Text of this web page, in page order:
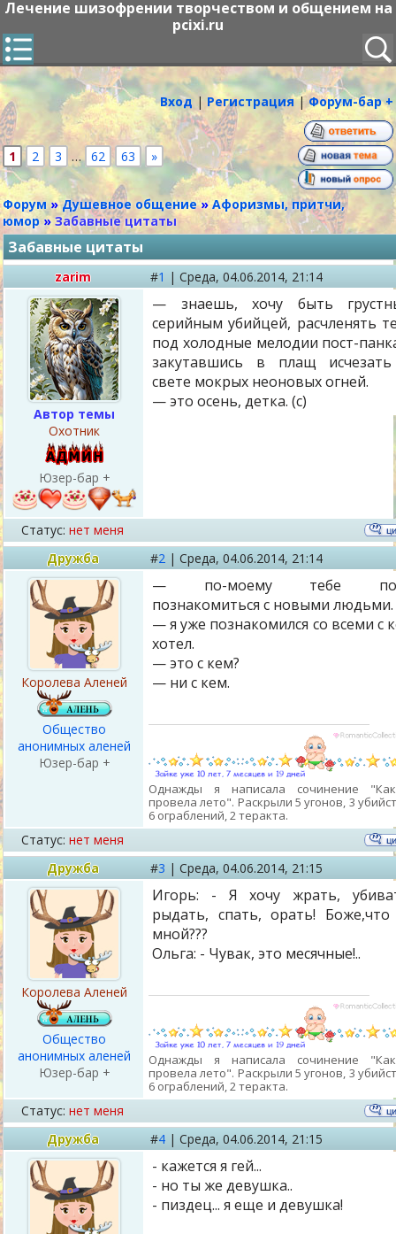
Лечение шизофрении творчеством и общением на
pcixi.ru
Вход | Регистрация|Форум-бар +
1 2 3 … 62 63 »
Форум » Душевное общение » Афоризмы, притчи,
юмор » Забавные цитаты
Забавные цитаты
zarim #1 | Среда, 04.06.2014, 21:14
Автор темы
Охотник
Юзер-бар +
— знаешь, хочу быть
серийным убийцей, расчленять
под холодные мелодии пост-
закутавшись в плащ
свете мокрых неоновых огней.
— это осень, детка. (с)
Статус: нет меня
Дружба
#2 | Среда, 04.06.2014, 21:14
Королева Аленей
Общество
анонимных аленей
Юзер-бар +
— по-моему тебе
познакомиться с новыми людьми.
— я уже познакомился со всеми с
хотел.
— это с кем?
— ни с кем.
Однажды я написала сочинение
провела лето". Раскрыли 5 угонов, 3
6 ограблений, 2 теракта.
Статус: нет меня
Дружба
#3 | Среда, 04.06.2014, 21:15
Королева Аленей
Общество
анонимных аленей
Юзер-бар +
Игорь: - Я хочу жрать,
рыдать, спать, орать! Боже,что
мной???
Ольга: - Чувак, это месячные!..
Однажды я написала сочинение
провела лето". Раскрыли 5 угонов, 3
6 ограблений, 2 теракта.
Статус: нет меня
Дружба
#4 | Среда, 04.06.2014, 21:15
- кажется я гей...
- но ты же девушка..
- пиздец... я еще и девушка!